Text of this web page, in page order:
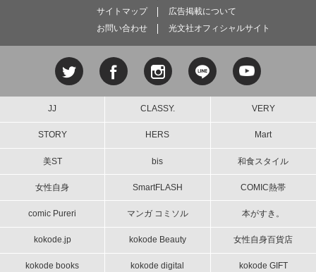
サイトマップ
広告掲載について
お問い合わせ
光文社オフィシャルサイト
JJ CLASSY. VERY
STORY HERS Mart
美ST bis 和食スタイル
女性自身 SmartFLASH COMIC熱帯
comic Pureri マンガ コミソル 本がすき。
kokode.jp kokode Beauty 女性自身百貨店
kokode books kokode digital kokode GIFT